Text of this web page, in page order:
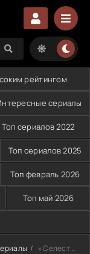
рейтингом
сериалы
Топ сериалов 2022
Топ сериалов 2025
Топ февраль 2026
Топ май 2026
» Селеста, всегда Селеста (1993)